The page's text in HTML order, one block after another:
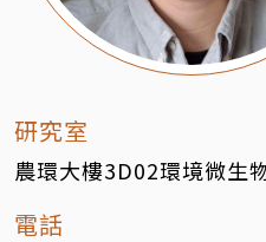
研究室
農環大樓3D02環境微生
電話